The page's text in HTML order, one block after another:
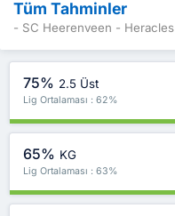
Tüm Tahminler
- SC Heerenveen - Heracles
75% 2.5 Üst
Lig Ortalaması : 62%
65% KG
Lig Ortalaması : 63%